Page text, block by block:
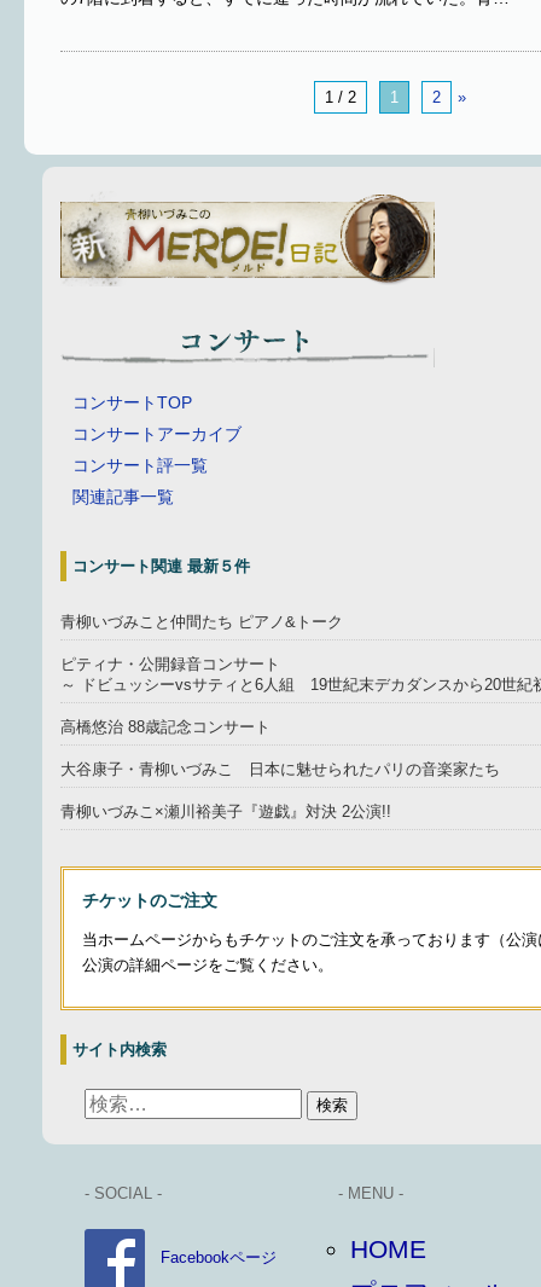
1 / 2 1 2 »
コンサートTOP
コンサートアーカイブ
コンサート評一覧
関連記事一覧
コンサート関連 最新５件
青柳いづみこと仲間たち ピアノ&トーク
ピティナ・公開録音コンサート
～ ドビュッシーvsサティと6人組 19世紀末デカダンスから20世紀
高橋悠治 88歳記念コンサート
大谷康子・青柳いづみこ 日本に魅せられたパリの音楽家たち
青柳いづみこ×瀬川裕美子『遊戯』対決 2公演!!
チケットのご注文
当ホームページからもチケットのご注文を承っております（公
公演の詳細ページをご覧ください。
サイト内検索
- SOCIAL -
Facebookページ
- MENU -
HOME